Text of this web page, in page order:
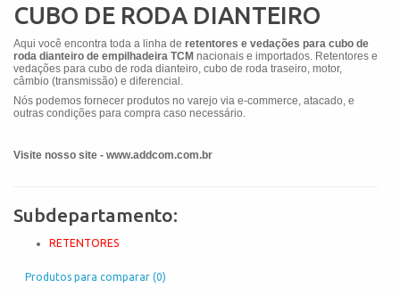
CUBO DE RODA DIANTEIRO
Aqui você encontra toda a linha de retentores e vedações para cubo de
roda dianteiro de empilhadeira TCM nacionais e importados. Retentores e
vedações para cubo de roda dianteiro, cubo de roda traseiro, motor,
câmbio (transmissão) e diferencial.
Nós podemos fornecer produtos no varejo via e-commerce, atacado, e
outras condições para compra caso necessário.
Visite nosso site - www.addcom.com.br
Subdepartamento:
RETENTORES
Produtos para comparar (0)